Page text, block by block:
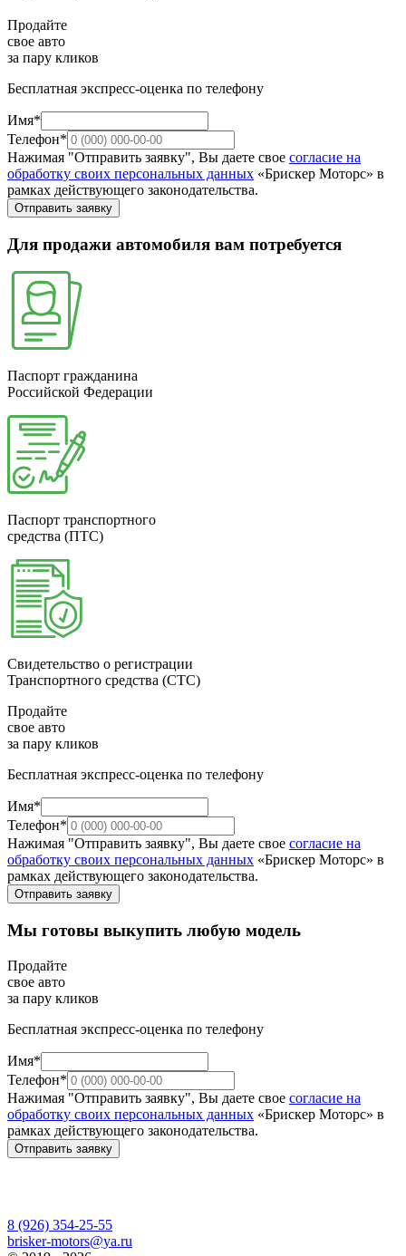
Продайте
свое авто
за пару кликов
Бесплатная экспресс-оценка по телефону
Имя*
Телефон*
Нажимая "Отправить заявку", Вы даете свое согласие на
обработку своих персональных данных «Брискер Моторс» в
рамках действующего законодательства.
Отправить заявку
Для продажи автомобиля вам потребуется
Паспорт гражданина
Российской Федерации
Паспорт транспортного
средства (ПТС)
Свидетельство о регистрации
Транспортного средства (СТС)
Продайте
свое авто
за пару кликов
Бесплатная экспресс-оценка по телефону
Имя*
Телефон*
Нажимая "Отправить заявку", Вы даете свое согласие на
обработку своих персональных данных «Брискер Моторс» в
рамках действующего законодательства.
Отправить заявку
Мы готовы выкупить любую модель
Продайте
свое авто
за пару кликов
Бесплатная экспресс-оценка по телефону
Имя*
Телефон*
Нажимая "Отправить заявку", Вы даете свое согласие на
обработку своих персональных данных «Брискер Моторс» в
рамках действующего законодательства.
Отправить заявку
8 (926) 354-25-55
brisker-motors@ya.ru